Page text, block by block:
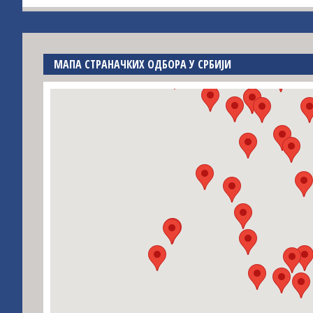
МАПА СТРАНАЧКИХ ОДБОРА У СРБИЈИ